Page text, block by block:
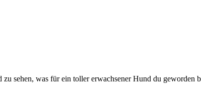
sehen, was für ein toller erwachsener Hund du geworden